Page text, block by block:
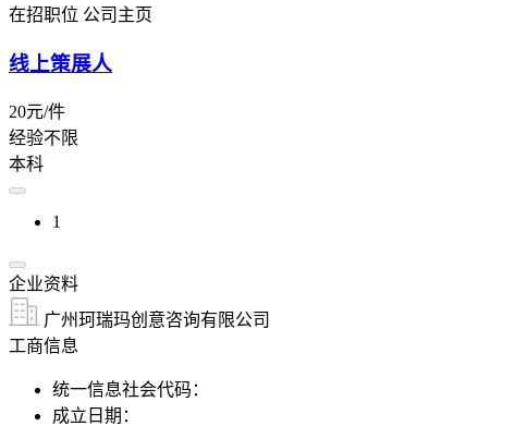
在招职位 公司主页
线上策展人
20元/件
经验不限
本科
1
企业资料
广州珂瑞玛创意咨询有限公司
工商信息
统一信息社会代码：
成立日期：